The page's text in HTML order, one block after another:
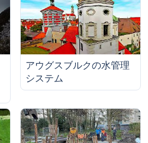
アウグスブルクの水管理
システム